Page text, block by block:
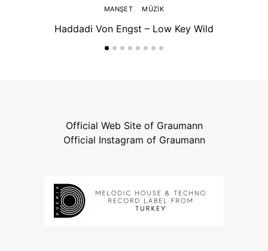
MANŞET MÜZIK
Haddadi Von Engst – Low Key Wild
Official Web Site of Graumann
Official Instagram of Graumann